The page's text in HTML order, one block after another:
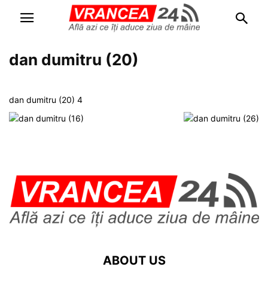
dan dumitru (20)
dan dumitru (20) 4
ABOUT US